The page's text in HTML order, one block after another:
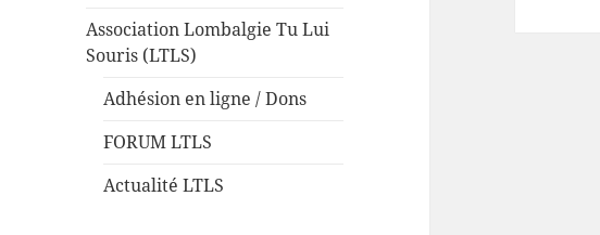
Association Lombalgie Tu Lui
Souris (LTLS)
Adhésion en ligne / Dons
FORUM LTLS
Actualité LTLS